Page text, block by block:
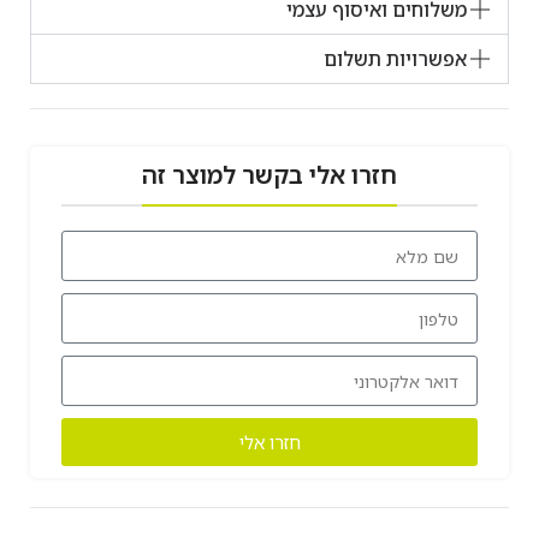
משלוחים ואיסוף עצמי
אפשרויות תשלום
חזרו אלי בקשר למוצר זה
חזרו אלי